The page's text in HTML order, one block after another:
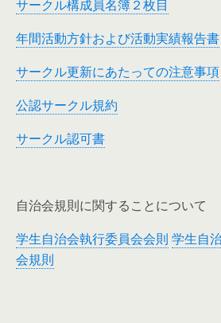
サークル構成員名簿２枚目
年間活動方針および活動実績報告書
サークル更新にあたっての注意事項
公認サークル規約
サークル認可書
自治会規則に関することについて
学生自治会執行委員会会則 学生自
会規則